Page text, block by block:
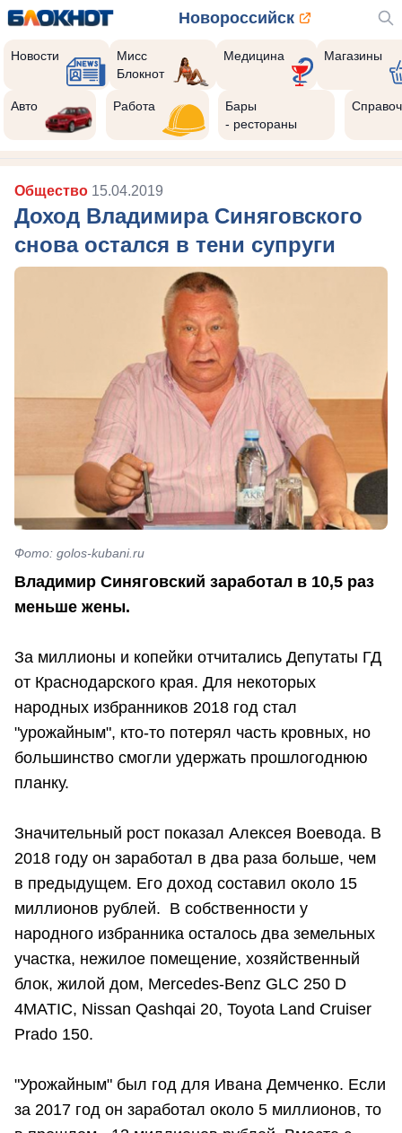
Новороссийск
Новости
Мисс
Блокнот
Медицина Магазины
Авто Работа
Бары
- рестораны
Общество 15.04.2019
Доход Владимира Синяговского
снова остался в тени супруги
Фото: golos-kubani.ru
Владимир Синяговский заработал в 10,5 раз
меньше жены.
За миллионы и копейки отчитались Депутаты ГД
от Краснодарского края. Для некоторых
народных избранников 2018 год стал
"урожайным", кто-то потерял часть кровных, но
большинство смогли удержать прошлогоднюю
планку.
Значительный рост показал Алексея Воевода. В
2018 году он заработал в два раза больше, чем
в предыдущем. Его доход составил около 15
миллионов рублей. В собственности у
народного избранника осталось два земельных
участка, нежилое помещение, хозяйственный
блок, жилой дом, Mercedes-Benz GLC 250 D
4MATIC, Nissan Qashqai 20, Toyota Land Cruiser
Prado 150.
"Урожайным" был год для Ивана Демченко. Если
за 2017 год он заработал около 5 миллионов, то